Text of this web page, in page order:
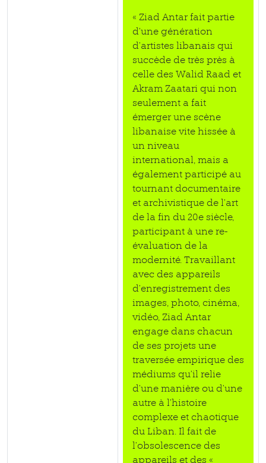
« Ziad Antar fait partie
d’une génération
d’artistes libanais qui
succède de très près à
celle des Walid Raad et
Akram Zaatari qui non
seulement a fait
émerger une scène
libanaise vite hissée à
un niveau
international, mais a
également participé au
tournant documentaire
et archivistique de l’art
de la fin du 20e siècle,
participant à une re-
évaluation de la
modernité. Travaillant
avec des appareils
d’enregistrement des
images, photo, cinéma,
vidéo, Ziad Antar
engage dans chacun
de ses projets une
traversée empirique des
médiums qu’il relie
d’une manière ou d’une
autre à l’histoire
complexe et chaotique
du Liban. Il fait de
l’obsolescence des
appareils et des «